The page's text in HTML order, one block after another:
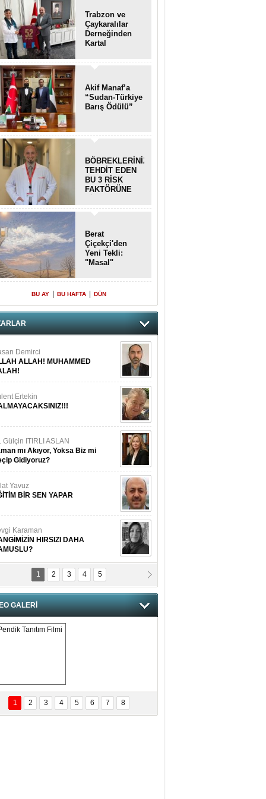
Trabzon ve
Çaykaralılar
Derneğinden
Kartal
anlamlı ziyaret
Akif Manaf’a
“Sudan-Türkiye
Barış Ödülü”
BÖBREKLERİNİZİ
TEHDİT EDEN
BU 3 RİSK
FAKTÖRÜNE
Berat
Çiçekçi'den
Yeni Tekli:
"Masal"
BU AY BU HAFTA DÜN
Demirci
ALLAH! MUHAMMED
Ertekin
Gülçin ITIRLI ASLAN
mı Akıyor, Yoksa Biz mi
Gidiyoruz?
Yavuz
BİR SEN YAPAR
Karaman
HIRSIZI DAHA
Dr. Cahit Kurbanoğlu
Saçak Akbulut
KERHANE!
Levent Ertekin
Medyanın Dijital Savaş Alanı
1 2 3 4 5
GALERİ
Tanıtım
Filmi
1 2 3 4 5 6 7 8